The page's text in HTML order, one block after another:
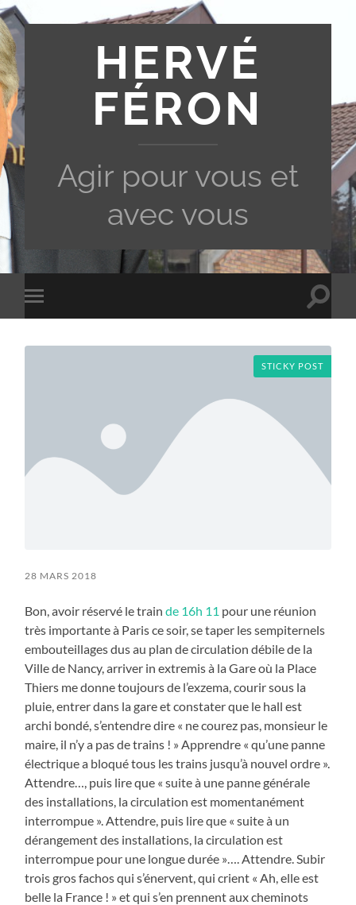
HERVÉ
FÉRON
Agir pour vous et
avec vous
Toggle
mobile
Toggle
STICKY POST
28 MARS 2018
Bon, avoir réservé le trainde 16h 11 pour une réunion
très importante à Paris ce soir, se taper les sempiternels
embouteillages dus au plan de circulation débile de la
Ville de Nancy, arriver in extremis à la Gare où la Place
Thiers me donne toujours de l’exzema, courir sous la
pluie, entrer dans la gare et constater que le hall est
archi bondé, s’entendre dire « ne courez pas, monsieur le
maire, il n’y a pas de trains ! » Apprendre « qu’une panne
électrique a bloqué tous les trains jusqu’à nouvel ordre ».
Attendre…, puis lire que « suite à une panne générale
des installations, la circulation est momentanément
interrompue ». Attendre, puis lire que « suite à un
dérangement des installations, la circulation est
interrompue pour une longue durée »…. Attendre. Subir
trois gros fachos qui s’énervent, qui crient « Ah, elle est
belle la France ! » et qui s’en prennent aux cheminots